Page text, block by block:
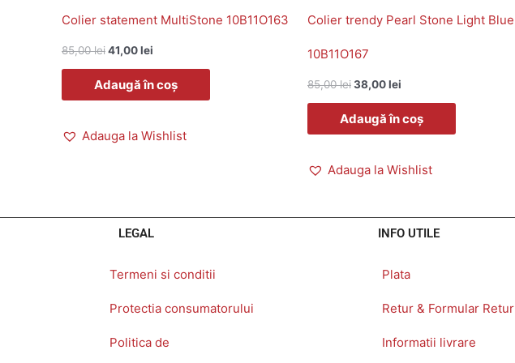
Colier statement MultiStone 10B11O163
85,00lei41,00lei
Adaugă în coș
Adauga la Wishlist
Colier trendy Pearl Stone Light Blue
10B11O167
85,00lei38,00lei
Adaugă în coș
Adauga la Wishlist
LEGAL
Termeni si conditii
Protectia consumatorului
Politica de
INFO UTILE
Plata
Retur & Formular Retur
Informatii livrare